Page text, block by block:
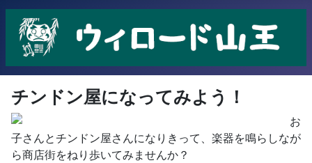
チンドン屋になってみよう！
お
子さんとチンドン屋さんになりきって、楽器を鳴らしなが
ら商店街をねり歩いてみませんか？